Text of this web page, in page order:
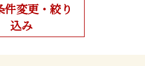
件変更・絞り
込み